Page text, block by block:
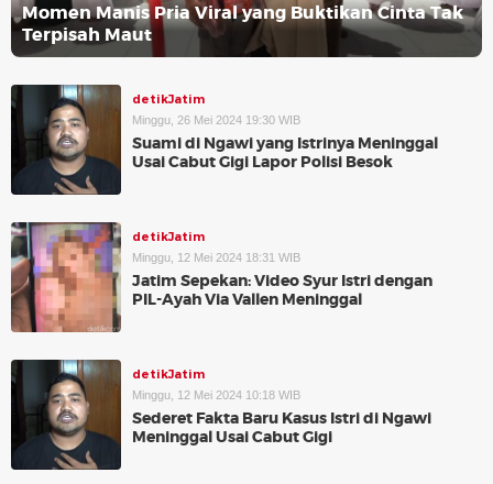
Momen Manis Pria Viral yang Buktikan Cinta Tak
Terpisah Maut
detikJatim
Minggu, 26 Mei 2024 19:30 WIB
Suami di Ngawi yang Istrinya Meninggal
Usai Cabut Gigi Lapor Polisi Besok
detikJatim
Minggu, 12 Mei 2024 18:31 WIB
Jatim Sepekan: Video Syur Istri dengan
PIL-Ayah Via Vallen Meninggal
detikJatim
Minggu, 12 Mei 2024 10:18 WIB
Sederet Fakta Baru Kasus Istri di Ngawi
Meninggal Usai Cabut Gigi